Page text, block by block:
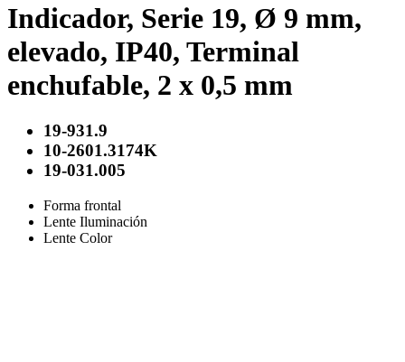
Indicador, Serie 19, Ø 9 mm,
elevado, IP40, Terminal
enchufable, 2 x 0,5 mm
19-931.9
10-2601.3174K
19-031.005
Forma frontal
Lente Iluminación
Lente Color